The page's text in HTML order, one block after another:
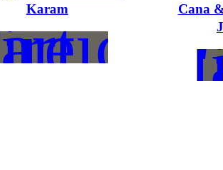
Karam
Cana